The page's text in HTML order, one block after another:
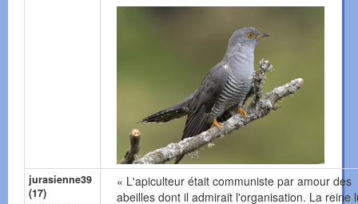
jurasienne39
(17)
« L'apiculteur était communiste par amour des
abeilles dont il admirait l'organisation. La reine